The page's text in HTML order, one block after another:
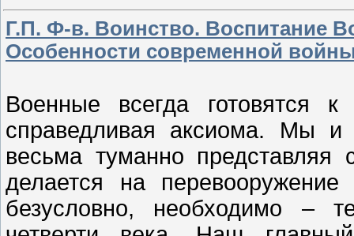
Г.П. Ф-в. Воинство. Воспитание
Особенности современной
Военные всегда готовятся
справедливая аксиома. Мы и
весьма туманно
делается на
безусловно, необходимо –